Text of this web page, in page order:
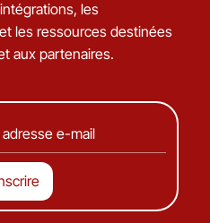
les
les ressources destinées
aux partenaires.